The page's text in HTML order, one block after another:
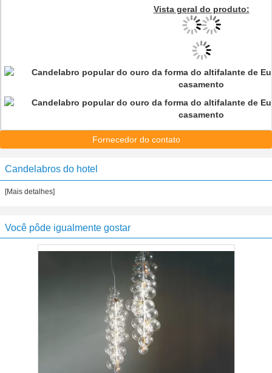
Vista geral do produto:
Fornecedor do contato
Candelabros do hotel
[Mais detalhes]
Você pôde igualmente gostar